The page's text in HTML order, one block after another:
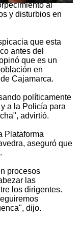
al
y disturbios en
que esta
antes del
que es un
en
Cajamarca.
políticamente
a la Policía para
advirtió.
Plataforma
aseguró que
procesos
las
los dirigentes.
dijo.